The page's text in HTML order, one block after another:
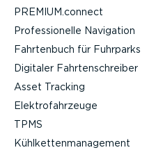
PREMIUM.connect
Profes­sio­nelle Navigation
Fahrtenbuch für Fuhrparks
Digitaler Fahrten­schreiber
Asset Tracking
Elektro­fahr­zeuge
TPMS
Kühlket­ten­ma­nagement